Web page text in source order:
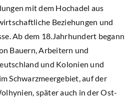
mit dem Hochadel aus
Beziehungen und
Ab dem 18.Jahrhundert begann
Bauern, Arbeitern und
und Kolonien und
Schwarzmeergebiet, auf der
später auch in der Ost-